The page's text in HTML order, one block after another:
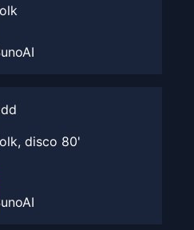
disco 80'